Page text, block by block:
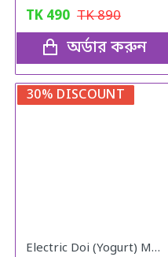
TK 490 TK890
অর্ডার করুন
30% DISCOUNT
Electric Doi (Yogurt) Maker